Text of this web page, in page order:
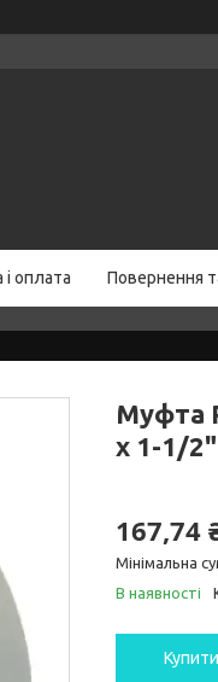
оплата Повернення
Муфта
x 1-1/2"
167,74
Мінімальна
В наявності
Купити